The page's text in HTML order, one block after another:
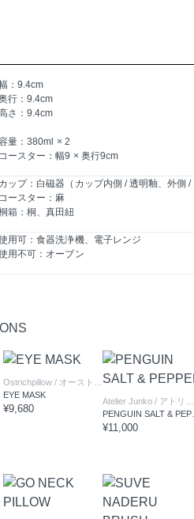
：9.4cm
行：9.4cm
さ：9.4cm
量：380ml × 2
コースター：幅9 × 奥行9cm
カップ：白磁器（カップ内側 / 透明釉、外側
コースター：麻
箱：桐、真田紐
用可：食器洗浄機、電子レンジ
用不可：オーブン
Ostrichpillow / オーストリッチピロー
EYE MASK
¥9,680
Atelier Junko / アトリエ ジュンコ
¥11,000